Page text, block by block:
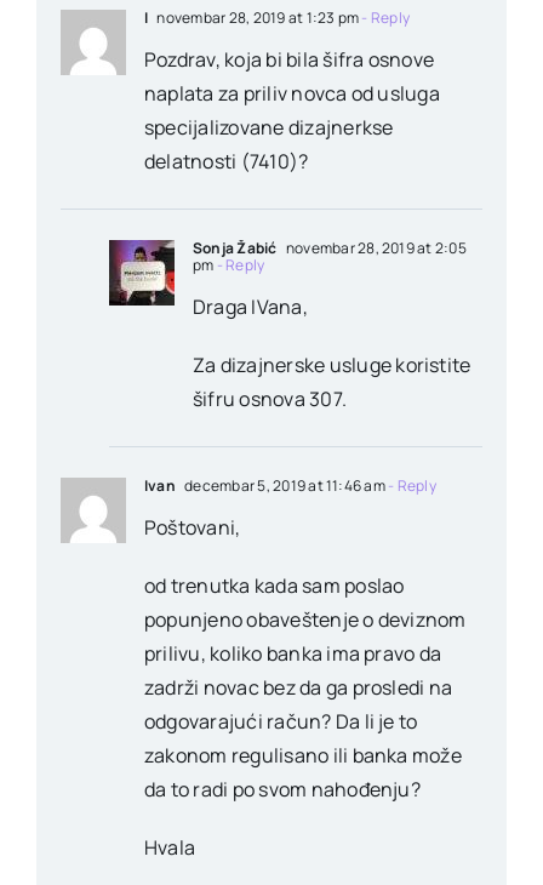
I novembar 28, 2019 at 1:23 pm- Reply
Pozdrav, koja bi bila šifra osnove
naplata za priliv novca od usluga
specijalizovane dizajnerkse
delatnosti (7410)?
Sonja Žabić novembar 28, 2019 at 2:05
pm - Reply
Draga IVana,
Za dizajnerske usluge koristite
šifru osnova 307.
Ivan decembar 5, 2019 at 11:46 am- Reply
Poštovani,
od trenutka kada sam poslao
popunjeno obaveštenje o deviznom
prilivu, koliko banka ima pravo da
zadrži novac bez da ga prosledi na
odgovarajući račun? Da li je to
zakonom regulisano ili banka može
da to radi po svom nahođenju?
Hvala